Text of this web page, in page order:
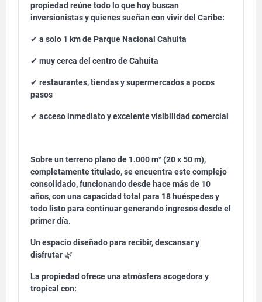
propiedad reúne todo lo que hoy buscan
inversionistas y quienes sueñan con vivir del Caribe:
✔ a solo 1 km de Parque Nacional Cahuita
✔ muy cerca del centro de Cahuita
✔ restaurantes, tiendas y supermercados a pocos
pasos
✔ acceso inmediato y excelente visibilidad comercial
Sobre un terreno plano de 1.000 m² (20 x 50 m),
completamente titulado, se encuentra este complejo
consolidado, funcionando desde hace más de 10
años, con una capacidad total para 18 huéspedes y
todo listo para continuar generando ingresos desde el
primer día.
Un espacio diseñado para recibir, descansar y
disfrutar🌿
La propiedad ofrece una atmósfera acogedora y
tropical con: